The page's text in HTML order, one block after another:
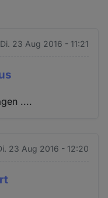
Di. 23 Aug 2016 - 11:21
....
23 Aug 2016 - 12:20